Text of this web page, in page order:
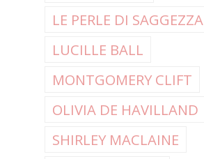
LE PERLE DI SAGGEZZA
LUCILLE BALL
MONTGOMERY CLIFT
OLIVIA DE HAVILLAND
SHIRLEY MACLAINE